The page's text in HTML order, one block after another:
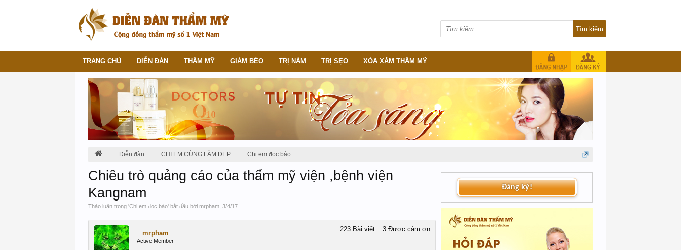
Diễn đàn CHỊ EM CÙNG LÀM ĐẸP Chị em đọc báo
Chiêu trò quảng cáo của thẩm mỹ viện ,bệnh viện
Kangnam
Thảo luận trong 'Chị em đọc báo' bắt đầu bởi mrpham 3/4/17
mrpham
Active Member
223 Bài viết 3 Được cảm ơn
Đăng ký!
TRANG CHỦ DIỄN ĐÀN THẨM MỸ GIẢM BÉO TRỊ NÁM TRỊ SẸO XÓA XĂM THẨM MỸ